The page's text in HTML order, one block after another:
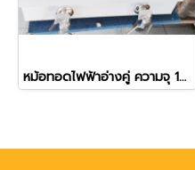
หม้อทอดไฟฟ้าอ่างคู่ ความจุ 16 ลิตร (อ่างละ 8 ลิตร) รุ่น 102V